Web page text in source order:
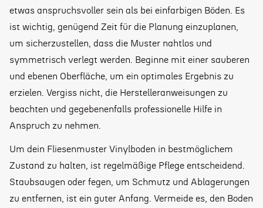
etwas anspruchsvoller sein als bei einfarbigen Böden. Es
ist wichtig, genügend Zeit für die Planung einzuplanen,
um sicherzustellen, dass die Muster nahtlos und
symmetrisch verlegt werden. Beginne mit einer sauberen
und ebenen Oberfläche, um ein optimales Ergebnis zu
erzielen. Vergiss nicht, die Herstelleranweisungen zu
beachten und gegebenenfalls professionelle Hilfe in
Anspruch zu nehmen.
Um dein Fliesenmuster Vinylboden in bestmöglichem
Zustand zu halten, ist regelmäßige Pflege entscheidend.
Staubsaugen oder fegen, um Schmutz und Ablagerungen
zu entfernen, ist ein guter Anfang. Vermeide es, den Boden